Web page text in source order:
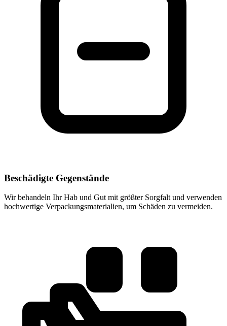
Beschädigte Gegenstände
Wir behandeln Ihr Hab und Gut mit größter Sorgfalt und verwenden
hochwertige Verpackungsmaterialien, um Schäden zu vermeiden.